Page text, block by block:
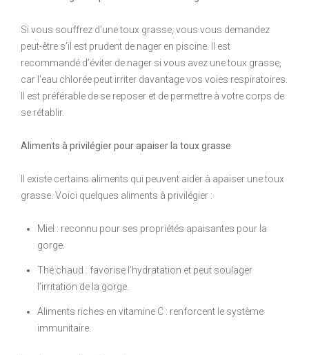
Si vous souffrez d’une toux grasse, vous vous demandez
peut-être s’il est prudent de nager en piscine. Il est
recommandé d’éviter de nager si vous avez une toux grasse,
car l’eau chlorée peut irriter davantage vos voies respiratoires.
Il est préférable de se reposer et de permettre à votre corps de
se rétablir.
Aliments à privilégier pour apaiser la toux grasse
Il existe certains aliments qui peuvent aider à apaiser une toux
grasse. Voici quelques aliments à privilégier :
Miel : reconnu pour ses propriétés apaisantes pour la
gorge.
Thé chaud : favorise l’hydratation et peut soulager
l’irritation de la gorge.
Aliments riches en vitamine C : renforcent le système
immunitaire.